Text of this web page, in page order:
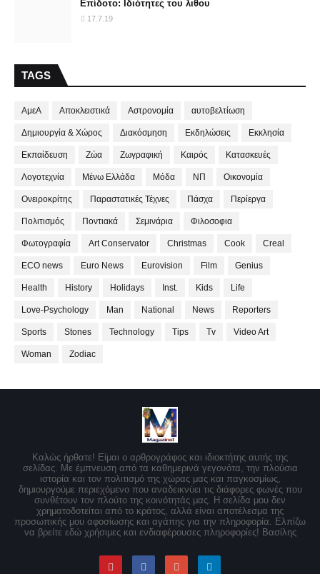
Επίδοτο: Ιδιότητες του λιθου
17.7.19
TAGS
ΑμεΑ Αποκλειστικά Αστρονομία αυτοβελτίωση
Δημιουργία & Χώρος Διακόσμηση Εκδηλώσεις Εκκλησία
Εκπαίδευση Ζώα Ζωγραφική Καιρός Κατασκευές
Λογοτεχνία Μένω Ελλάδα Μόδα ΝΠ Οικονομία
Ονειροκρίτης Παραστατικές Τέχνες Πάσχα Περίεργα
Πολιτισμός Ποντιακά Σεμινάρια Φιλοσοφια
Φωτογραφία Art Conservator Christmas Cook Creal
ECO news Euro News Eurovision Film Genius
Health History Holidays Inst. Kids Life
Love-Psychology Man National News Reporters
Sports Stones Technology Tips Tv Video Art
Woman Zodiac
Καλώς ήρθατε! Είμαι ο αρθρογράφος και ιδιοκτήτης αυτής της
σελίδας. Με έμπνευση από τα καθημερινά γεγονότα, την πλούσια
ιστορία και τον πολιτισμό της χώρας μας και παγκοσμίως,
δημιουργούμε περιεχόμενο που αναδεικνύει τις διάφορες φωνές που
συνθέτουν τον πλούτο της κοινότητάς μας. Η σελίδα μου δεν
χρηματοδοτείται από το κράτος, αλλά είναι αποτέλεσμα της
προσωπικής μου αφοσίωσης και αγάπης για την πληροφορία. Ελπίζω
να βρείτε εδώ χρήσιμες και ενδιαφέρουσες πληροφορίες! Βασίλης